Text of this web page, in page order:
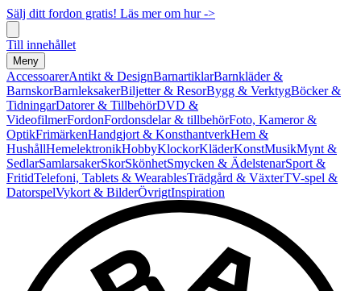
Sälj ditt fordon gratis! Läs mer om hur ->
Till innehållet
Meny
AccessoarerAntikt & DesignBarnartiklarBarnkläder &
BarnskorBarnleksakerBiljetter & ResorBygg & VerktygBöcker &
TidningarDatorer & TillbehörDVD &
VideofilmerFordonFordonsdelar & tillbehörFoto, Kameror &
OptikFrimärkenHandgjort & KonsthantverkHem &
HushållHemelektronikHobbyKlockorKläderKonstMusikMynt &
SedlarSamlarsakerSkorSkönhetSmycken & ÄdelstenarSport &
FritidTelefoni, Tablets & WearablesTrädgård & VäxterTV-spel &
DatorspelVykort & BilderÖvrigtInspiration